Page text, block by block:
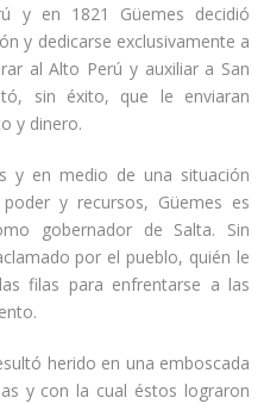
y en 1821 Güemes decidió
y dedicarse exclusivamente a
al Alto Perú y auxiliar a San
sin éxito, que le enviaran
y dinero.
y en medio de una situación
y recursos, Güemes es
gobernador de Salta. Sin
por el pueblo, quién le
filas para enfrentarse a las
herido en una emboscada
y con la cual éstos lograron